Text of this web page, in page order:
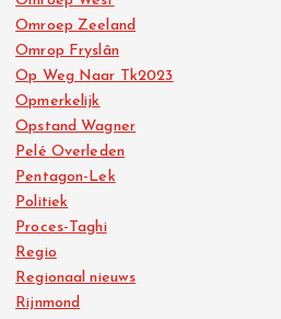
Omroep Zeeland
Omrop Fryslân
Op Weg Naar Tk2023
Opmerkelijk
Opstand Wagner
Pelé Overleden
Pentagon-Lek
Politiek
Proces-Taghi
Regio
Regionaal nieuws
Rijnmond